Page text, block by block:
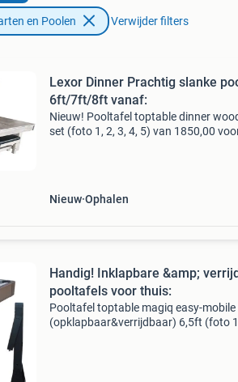
en Poolen Verwijder filters
Lexor Dinner Prachtig slanke
6ft/7ft/8ft vanaf:
Nieuw! Pooltafel toptable dinner
set (foto 1, 2, 3, 4, 5) van 1850,00
Nieuw Ophalen
Handig! Inklapbare &amp;
pooltafels voor thuis:
Pooltafel toptable magiq easy-mobile
(opklapbaar&verrijdbaar) 6,5ft (foto